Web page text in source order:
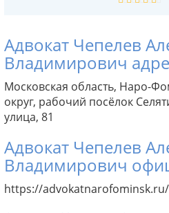
Адвокат Чепелев
Владимирович
Московская область, Наро-
округ, рабочий посёлок
улица, 81
Адвокат Чепелев
Владимирович
https://advokatnarofominsk.ru/